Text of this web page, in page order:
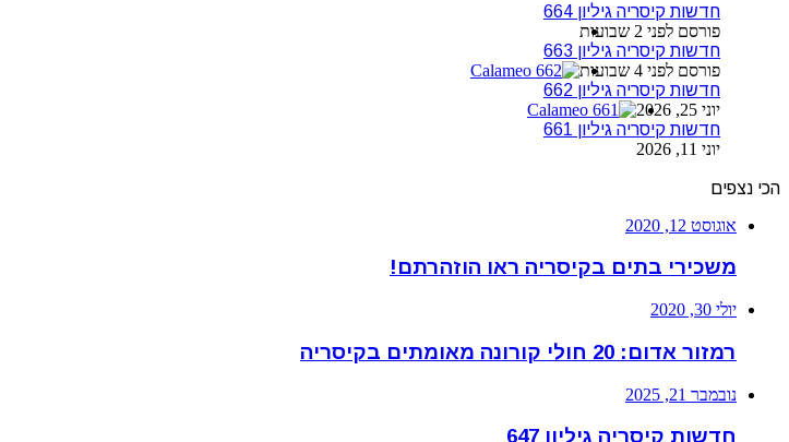
חדשות קיסריה גיליון 664
פורסם לפני 2 שבועות
חדשות קיסריה גיליון 663
פורסם לפני 4 שבועות
חדשות קיסריה גיליון 662
יוני 25, 2026
חדשות קיסריה גיליון 661
יוני 11, 2026
הכי נצפים
אוגוסט 12, 2020
משכירי בתים בקיסריה ראו הוזהרתם!
יולי 30, 2020
רמזור אדום: 20 חולי קורונה מאומתים בקיסריה
נובמבר 21, 2025
חדשות קיסריה גיליון 647